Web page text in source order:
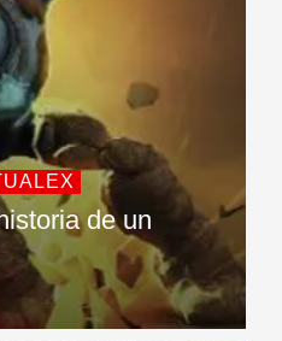
de un